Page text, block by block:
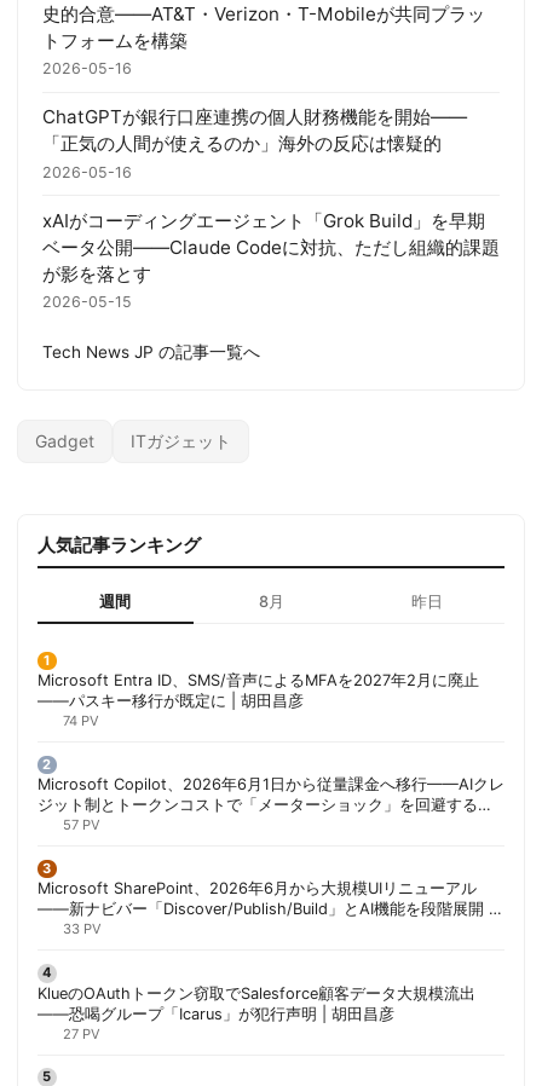
史的合意——AT&T・Verizon・T-Mobileが共同プラッ
トフォームを構築
2026-05-16
ChatGPTが銀行口座連携の個人財務機能を開始——
「正気の人間が使えるのか」海外の反応は懐疑的
2026-05-16
xAIがコーディングエージェント「Grok Build」を早期
ベータ公開——Claude Codeに対抗、ただし組織的課題
が影を落とす
2026-05-15
Tech News JP の記事一覧へ
Gadget ITガジェット
人気記事ランキング
週間 8月 昨日
Microsoft Entra ID、SMS/音声によるMFAを2027年2月に廃止
——パスキー移行が既定に | 胡田昌彦
74 PV
Microsoft Copilot、2026年6月1日から従量課金へ移行——AIクレ
ジット制とトークンコストで「メーターショック」を回避する方
法 | 胡田昌彦
57 PV
Microsoft SharePoint、2026年6月から大規模UIリニューアル
——新ナビバー「Discover/Publish/Build」とAI機能を段階展開 |
胡田昌彦
33 PV
KlueのOAuthトークン窃取でSalesforce顧客データ大規模流出
——恐喝グループ「Icarus」が犯行声明 | 胡田昌彦
27 PV